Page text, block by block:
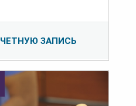
ЗАПИСЬ